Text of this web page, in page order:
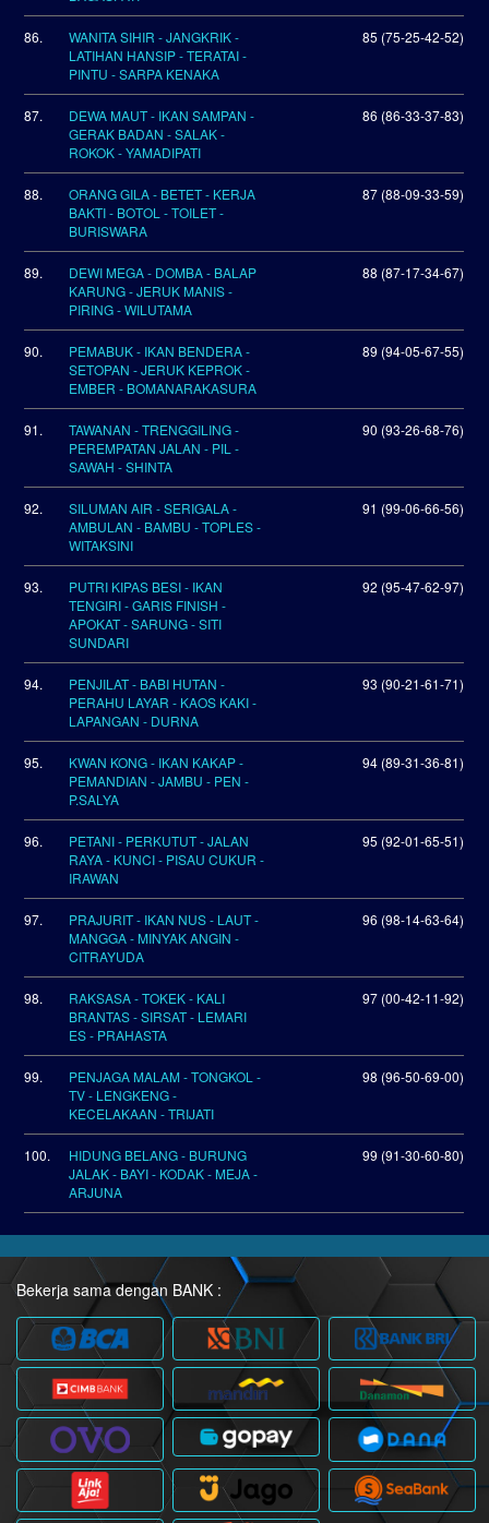
86.
WANITA SIHIR - JANGKRIK -
LATIHAN HANSIP - TERATAI -
PINTU - SARPA KENAKA
85 (75-25-42-52)
87.
DEWA MAUT - IKAN SAMPAN -
GERAK BADAN - SALAK -
ROKOK - YAMADIPATI
86 (86-33-37-83)
88.
ORANG GILA - BETET - KERJA
BAKTI - BOTOL - TOILET -
BURISWARA
87 (88-09-33-59)
89.
DEWI MEGA - DOMBA - BALAP
KARUNG - JERUK MANIS -
PIRING - WILUTAMA
88 (87-17-34-67)
90.
PEMABUK - IKAN BENDERA -
SETOPAN - JERUK KEPROK -
EMBER - BOMANARAKASURA
89 (94-05-67-55)
91.
TAWANAN - TRENGGILING -
PEREMPATAN JALAN - PIL -
SAWAH - SHINTA
90 (93-26-68-76)
92.
SILUMAN AIR - SERIGALA -
AMBULAN - BAMBU - TOPLES -
WITAKSINI
91 (99-06-66-56)
93.
PUTRI KIPAS BESI - IKAN
TENGIRI - GARIS FINISH -
APOKAT - SARUNG - SITI
SUNDARI
92 (95-47-62-97)
94.
PENJILAT - BABI HUTAN -
PERAHU LAYAR - KAOS KAKI -
LAPANGAN - DURNA
93 (90-21-61-71)
95.
KWAN KONG - IKAN KAKAP -
PEMANDIAN - JAMBU - PEN -
P.SALYA
94 (89-31-36-81)
96.
PETANI - PERKUTUT - JALAN
RAYA - KUNCI - PISAU CUKUR -
IRAWAN
95 (92-01-65-51)
97.
PRAJURIT - IKAN NUS - LAUT -
MANGGA - MINYAK ANGIN -
CITRAYUDA
96 (98-14-63-64)
98.
RAKSASA - TOKEK - KALI
BRANTAS - SIRSAT - LEMARI
ES - PRAHASTA
97 (00-42-11-92)
99.
PENJAGA MALAM - TONGKOL -
TV - LENGKENG -
KECELAKAAN - TRIJATI
98 (96-50-69-00)
100.
HIDUNG BELANG - BURUNG
JALAK - BAYI - KODAK - MEJA -
ARJUNA
99 (91-30-60-80)
Bekerja sama dengan BANK :